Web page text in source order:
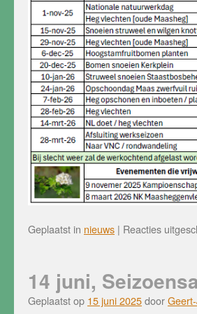
Geplaatst in nieuws | Reacties
14 juni,
Geplaatst op 15 juni 2025door